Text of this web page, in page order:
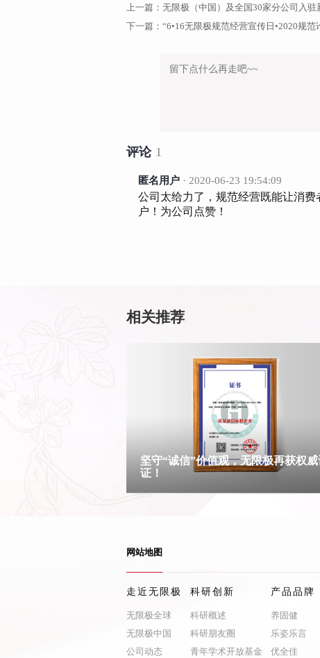
上一篇： 无限极（中国）及全国30家分公司入驻
下一篇： “6•16无限极规范经营宣传日•2020规范
评论 1
匿名用户 · 2020-06-23 19:54:09
公司太给力了，规范经营既能让消
户！为公司点赞！
相关推荐
坚守“诚信”价值观，无限极再获权威
证！
网站地图
走近无限极
无限极全球
无限极中国
公司动态
科研创新
科研概述
科研朋友圈
青年学术开放基金
产品品牌
养固健
乐姿乐言
优全佳